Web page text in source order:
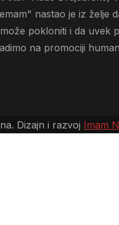
nastao je iz želje
pokloniti i da
na promociji
Dizajn i razvoj Imam